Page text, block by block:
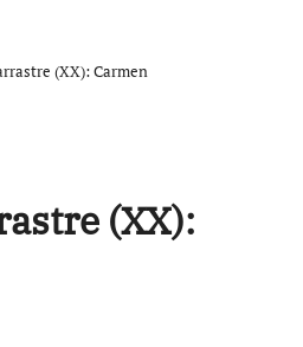
(XX): Carmen
(XX):